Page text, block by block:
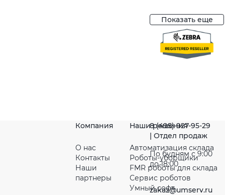
Показать еще
Компания
О нас
Контакты
Наши
партнeры
Наши решения
Автоматизация склада
Роботы-уборщики
FMR роботы для склада
Сервис роботов
Умный софт
8 (495) 927-95-29
| Отдел продаж
По будням с 9:00
до 18:00
zakaz@umserv.ru